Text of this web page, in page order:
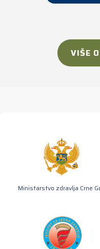
VIŠE
Ministarstvo zdravlja Crne